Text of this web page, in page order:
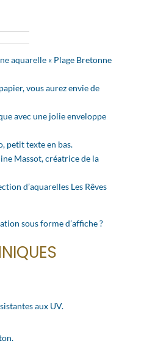
aquarelle « Plage Bretonne
vous aurez envie de
avec une jolie enveloppe
petit texte en bas.
Massot, créatrice de la
d’aquarelles Les Rêves
sous forme d’affiche ?
aux UV.